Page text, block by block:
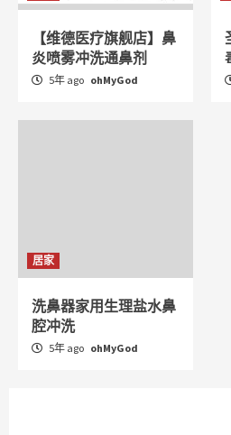
【维德医疗旗舰店】鼻
炎喷雾冲洗通鼻剂
5年 ago ohMyGod
居家
洗鼻器家用生理盐水鼻
腔冲洗
5年 ago ohMyGod